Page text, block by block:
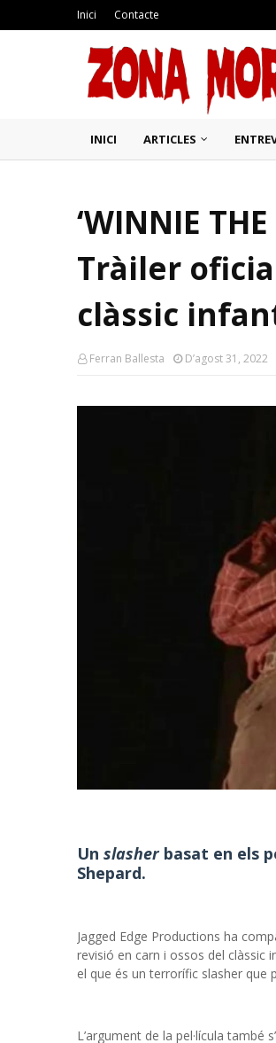
Inici Contacte
INICI ARTICLES
‘WINNIE
Tràiler
clàssic
Ferran Ballesta D’agost 31, 2022
Un slasher basat en els
Shepard.
Jagged Edge Productions ha
revisió en carn i ossos del clàssic
el que és un terrorífic slasher que
L’argument de la pel·lícula també